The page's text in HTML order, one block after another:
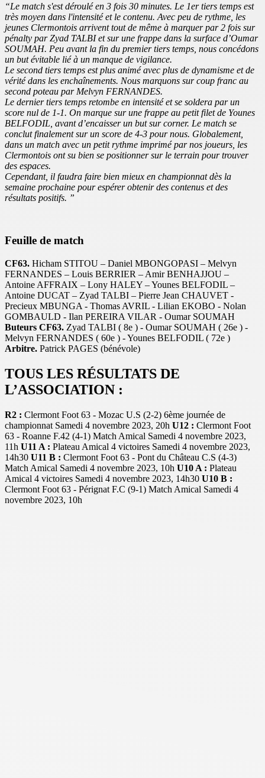
“Le match s'est déroulé en 3 fois 30 minutes. Le 1er tiers temps est
très moyen dans l'intensité et le contenu. Avec peu de rythme, les
jeunes Clermontois arrivent tout de même à marquer par 2 fois sur
pénalty par Zyad TALBI et sur une frappe dans la surface d’Oumar
SOUMAH. Peu avant la fin du premier tiers temps, nous concédons
un but évitable lié à un manque de vigilance.
Le second tiers temps est plus animé avec plus de dynamisme et de
vérité dans les enchaînements. Nous marquons sur coup franc au
second poteau par Melvyn FERNANDES.
Le dernier tiers temps retombe en intensité et se soldera par un
score nul de 1-1. On marque sur une frappe au petit filet de Younes
BELFODIL, avant d’encaisser un but sur corner. Le match se
conclut finalement sur un score de 4-3 pour nous. Globalement,
dans un match avec un petit rythme imprimé par nos joueurs, les
Clermontois ont su bien se positionner sur le terrain pour trouver
des espaces.
Cependant, il faudra faire bien mieux en championnat dès la
semaine prochaine pour espérer obtenir des contenus et des
résultats positifs. ”
Feuille de match
CF63. Hicham STITOU – Daniel MBONGOPASI – Melvyn
FERNANDES – Louis BERRIER – Amir BENHAJJOU –
Antoine AFFRAIX – Lony HALEY – Younes BELFODIL –
Antoine DUCAT – Zyad TALBI – Pierre Jean CHAUVET -
Precieux MBUNGA - Thomas AVRIL - Lilian EKOBO - Nolan
GOMBAULD - Ilan PEREIRA VILAR - Oumar SOUMAH
Buteurs CF63. Zyad TALBI ( 8e ) - Oumar SOUMAH ( 26e ) -
Melvyn FERNANDES ( 60e ) - Younes BELFODIL ( 72e )
Arbitre. Patrick PAGES (bénévole)
TOUS LES RÉSULTATS DE
L’ASSOCIATION :
R2 : Clermont Foot 63 - Mozac U.S (2-2) 6ème journée de
championnat Samedi 4 novembre 2023, 20h U12 : Clermont Foot
63 - Roanne F.42 (4-1) Match Amical Samedi 4 novembre 2023,
11h U11 A : Plateau Amical 4 victoires Samedi 4 novembre 2023,
14h30 U11 B : Clermont Foot 63 - Pont du Château C.S (4-3)
Match Amical Samedi 4 novembre 2023, 10h U10 A : Plateau
Amical 4 victoires Samedi 4 novembre 2023, 14h30 U10 B :
Clermont Foot 63 - Pérignat F.C (9-1) Match Amical Samedi 4
novembre 2023, 10h